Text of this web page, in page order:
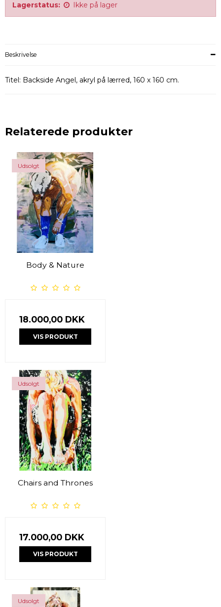
Lagerstatus: Ikke på lager
Beskrivelse
Titel: Backside Angel, akryl på lærred, 160 x 160 cm.
Relaterede produkter
Udsolgt
Body & Nature
18.000,00 DKK
VIS PRODUKT
Udsolgt
Chairs and Thrones
17.000,00 DKK
VIS PRODUKT
Udsolgt